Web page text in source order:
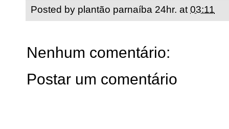
Posted by plantão parnaíba 24hr. at 03:11
Nenhum comentário:
Postar um comentário